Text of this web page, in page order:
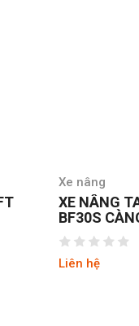
MITSULIFT
HẸP